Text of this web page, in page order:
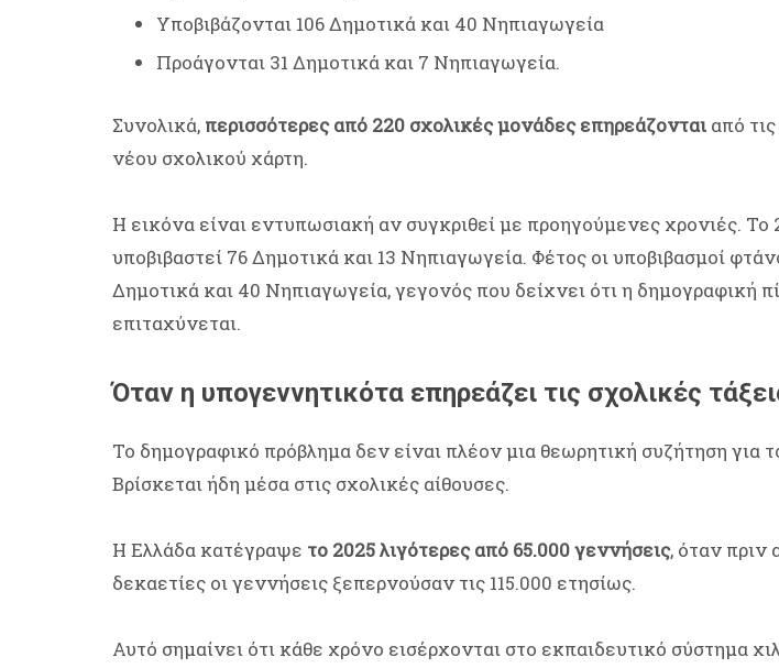
Υποβιβάζονται 106 Δημοτικά και 40 Νηπιαγωγεία
Προάγονται 31 Δημοτικά και 7 Νηπιαγωγεία.
Συνολικά, περισσότερες από 220 σχολικές μονάδες επηρεάζονται από
νέου σχολικού χάρτη.
Η εικόνα είναι εντυπωσιακή αν συγκριθεί με προηγούμενες χρονιές. Το
υποβιβαστεί 76 Δημοτικά και 13 Νηπιαγωγεία. Φέτος οι υποβιβασμοί
Δημοτικά και 40 Νηπιαγωγεία, γεγονός που δείχνει ότι η δημογραφική
επιταχύνεται.
Όταν η υπογεννητικότα επηρεάζει τις σχολικές
Το δημογραφικό πρόβλημα δεν είναι πλέον μια θεωρητική συζήτηση για
Βρίσκεται ήδη μέσα στις σχολικές αίθουσες.
Η Ελλάδα κατέγραψε το 2025 λιγότερες από 65.000 γεννήσεις, όταν πριν
δεκαετίες οι γεννήσεις ξεπερνούσαν τις 115.000 ετησίως.
Αυτό σημαίνει ότι κάθε χρόνο εισέρχονται στο εκπαιδευτικό σύστημα